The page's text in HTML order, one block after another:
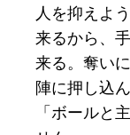
人を抑えよ
来るから、
来る。奪い
陣に押し込
「ボールと